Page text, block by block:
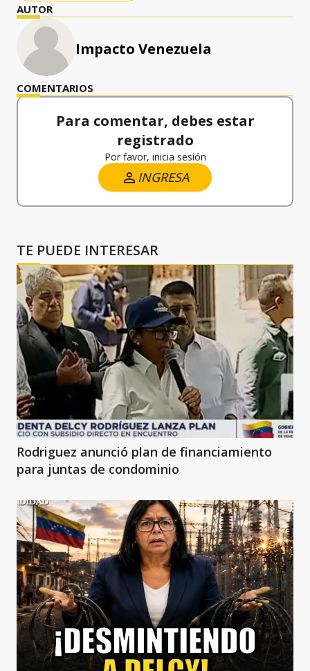
AUTOR
Impacto Venezuela
COMENTARIOS
Para comentar, debes estar
registrado
Por favor, inicia sesión
INGRESA
TE PUEDE INTERESAR
Rodriguez anunció plan de financiamiento
para juntas de condominio